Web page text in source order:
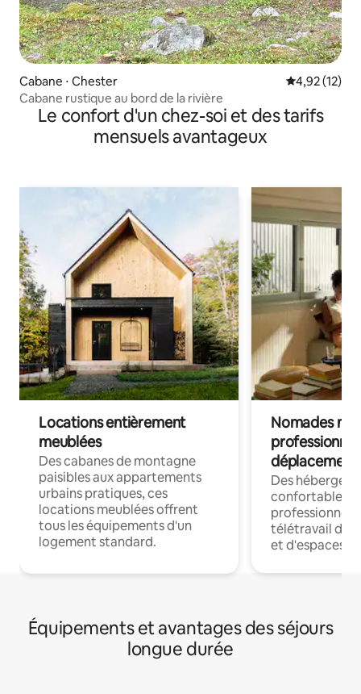
Cabane ⋅ Chester Évaluation
4,92 (12)
Cabane rustique au bord de la rivière
Le confort d'un chez-soi et des tarifs
mensuels avantageux
Locations entièrement
meublées
Des cabanes de montagne
paisibles aux appartements
urbains pratiques, ces
locations meublées offrent
tous les équipements d'un
logement standard.
Nomades
déplacement
Des
confortables
professionnels
télétravail
et d'espaces
Équipements et avantages des séjours
longue durée